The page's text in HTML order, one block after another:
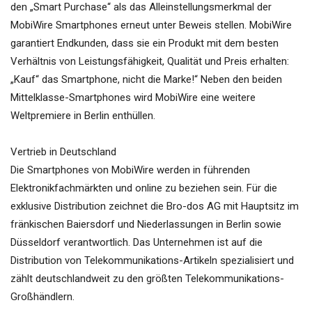
den „Smart Purchase“ als das Alleinstellungsmerkmal der
MobiWire Smartphones erneut unter Beweis stellen. MobiWire
garantiert Endkunden, dass sie ein Produkt mit dem besten
Verhältnis von Leistungsfähigkeit, Qualität und Preis erhalten:
„Kauf“ das Smartphone, nicht die Marke!“ Neben den beiden
Mittelklasse-Smartphones wird MobiWire eine weitere
Weltpremiere in Berlin enthüllen.
Vertrieb in Deutschland
Die Smartphones von MobiWire werden in führenden
Elektronikfachmärkten und online zu beziehen sein. Für die
exklusive Distribution zeichnet die Bro-dos AG mit Hauptsitz im
fränkischen Baiersdorf und Niederlassungen in Berlin sowie
Düsseldorf verantwortlich. Das Unternehmen ist auf die
Distribution von Telekommunikations-Artikeln spezialisiert und
zählt deutschlandweit zu den größten Telekommunikations-
Großhändlern.